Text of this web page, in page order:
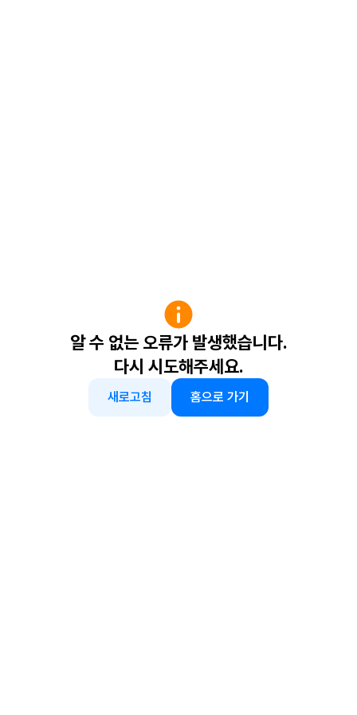
알 수 없는 오류가 발생했습니다.
다시 시도해주세요.
새로고침 홈으로 가기